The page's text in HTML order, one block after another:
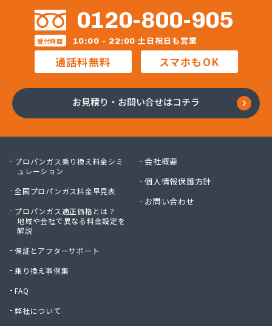
合資会社カリヤ
合資会社増井商店
合資会社万九商店
合名会社大友商店
今尾ガス株式会社
三和燃料 市原営業所
山口プロパンガス商会
山十商事株式会社
山川商店
山田ガス店
山田プロパン
山田省三商店
山本プロパンガス
柴田商店
0120-800-905
受付時間 10:00 - 22:00 土日祝日も営業
通話料無料 スマホもOK
お見積り・お問い合せはコチラ
プロパンガス乗り換え料金シミ
ュレーション
全国プロパンガス料金早見表
プロパンガス適正価格とは？
地域や会社で異なる料金設定を
解説
保証とアフターサポート
乗り換え事例集
FAQ
弊社について
会社概要
個人情報保護方針
お問い合わせ